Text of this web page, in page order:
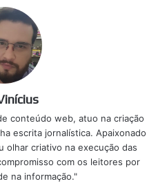
conteúdo web, atuo na criação
escrita jornalística. Apaixonado
olhar criativo na execução das
com os leitores por
na informação."